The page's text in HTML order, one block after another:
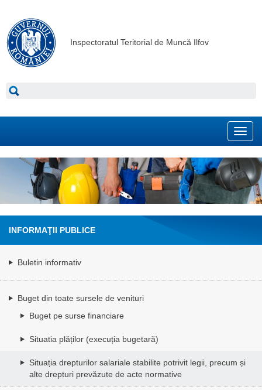
Inspectoratul Teritorial de Muncă Ilfov
INFORMAŢII PUBLICE
Buletin informativ
Buget din toate sursele de venituri
Buget pe surse financiare
Situatia plăților (execuția bugetară)
Situația drepturilor salariale stabilite potrivit legii, precum și
alte drepturi prevăzute de acte normative